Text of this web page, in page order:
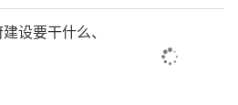
素养导向的探究式、项目
的不同需求。
设要干什么、